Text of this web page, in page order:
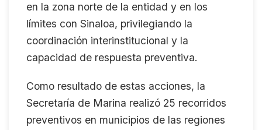
en la zona norte de la entidad y en los
límites con Sinaloa, privilegiando la
coordinación interinstitucional y la
capacidad de respuesta preventiva.
Como resultado de estas acciones, la
Secretaría de Marina realizó 25 recorridos
preventivos en municipios de las regiones